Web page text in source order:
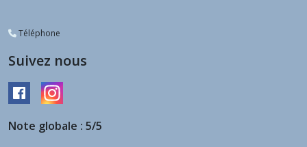
Téléphone
Suivez nous
Note globale : 5/5